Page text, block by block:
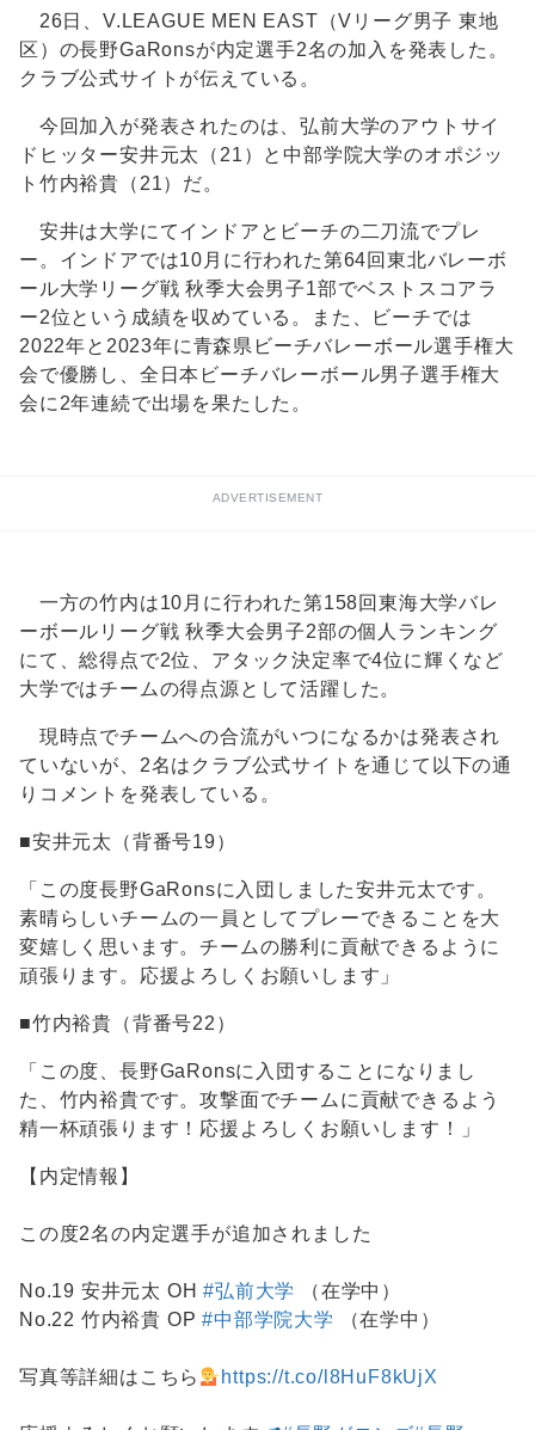
26日、V.LEAGUE MEN EAST（Vリーグ男子 東地
区）の長野GaRonsが内定選手2名の加入を発表した。
クラブ公式サイトが伝えている。
今回加入が発表されたのは、弘前大学のアウトサイ
ドヒッター安井元太（21）と中部学院大学のオポジッ
ト竹内裕貴（21）だ。
安井は大学にてインドアとビーチの二刀流でプレ
ー。インドアでは10月に行われた第64回東北バレーボ
ール大学リーグ戦 秋季大会男子1部でベストスコアラ
ー2位という成績を収めている。また、ビーチでは
2022年と2023年に青森県ビーチバレーボール選手権大
会で優勝し、全日本ビーチバレーボール男子選手権大
会に2年連続で出場を果たした。
ADVERTISEMENT
一方の竹内は10月に行われた第158回東海大学バレ
ーボールリーグ戦 秋季大会男子2部の個人ランキング
にて、総得点で2位、アタック決定率で4位に輝くなど
大学ではチームの得点源として活躍した。
現時点でチームへの合流がいつになるかは発表され
ていないが、2名はクラブ公式サイトを通じて以下の通
りコメントを発表している。
■安井元太（背番号19）
「この度長野GaRonsに入団しました安井元太です。
素晴らしいチームの一員としてプレーできることを大
変嬉しく思います。チームの勝利に貢献できるように
頑張ります。応援よろしくお願いします」
■竹内裕貴（背番号22）
「この度、長野GaRonsに入団することになりまし
た、竹内裕貴です。攻撃面でチームに貢献できるよう
精一杯頑張ります！応援よろしくお願いします！」
【内定情報】
この度2名の内定選手が追加されました
No.19 安井元太 OH#弘前大学
（在学中）
No.22 竹内裕貴 OP#中部学院大学 （在学中）
写真等詳細はこちら https://t.co/l8HuF8kUjX